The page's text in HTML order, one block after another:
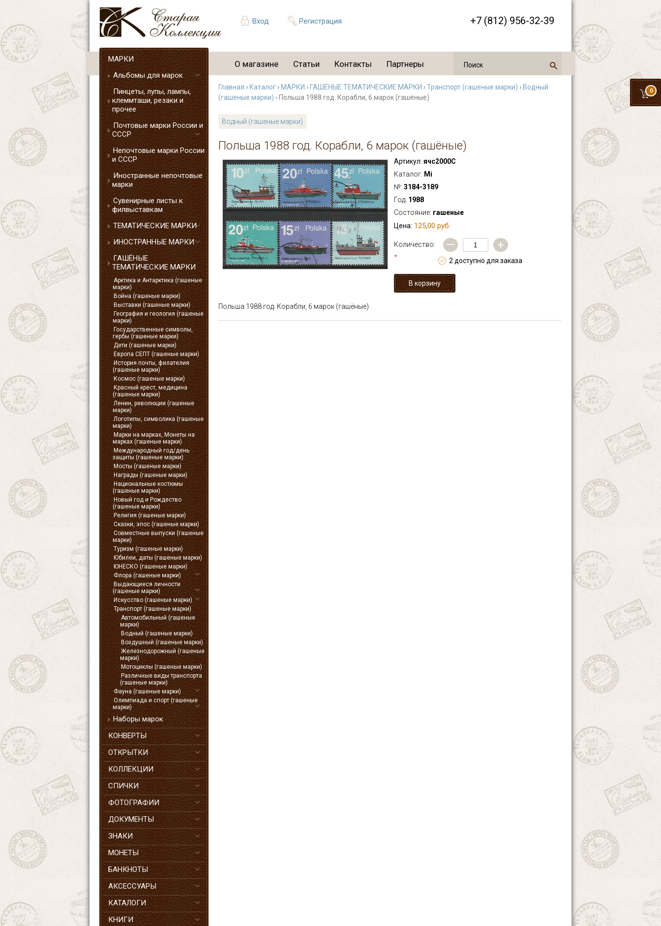
Вход Регистрация +7 (812) 956-32-39
0
О магазине Статьи Контакты Партнеры
МАРКИ
Альбомы для марок
Пинцеты, лупы, лампы,
клеммташи, резаки и
прочее
Почтовые марки России и
СССР
Непочтовые марки России
и СССР
Иностранные непочтовые
марки
Сувенирные листы к
филвыставкам
ТЕМАТИЧЕСКИЕ МАРКИ
ИНОСТРАННЫЕ МАРКИ
ГАШЁНЫЕ
ТЕМАТИЧЕСКИЕ МАРКИ
Арктика и Антарктика (гашеные
марки)
Война (гашеные марки)
Выставки (гашеные марки)
География и геология (гашеные
марки)
Государственные символы,
гербы (гашеные марки)
Дети (гашеные марки)
Европа СЕПТ (гашеные марки)
История почты, филателия
(гашеные марки)
Космос (гашеные марки)
Красный крест, медицина
(гашеные марки)
Ленин, революции (гашеные
марки)
Логотипы, символика (гашеные
марки)
Марки на марках, Монеты на
марках (гашеные марки)
Международный год/день
защиты (гашеные марки)
Мосты (гашеные марки)
Награды (гашеные марки)
Национальные костюмы
(гашеные марки)
Новый год и Рождество
(гашеные марки)
Религия (гашеные марки)
Сказки, эпос (гашеные марки)
Совместные выпуски (гашеные
марки)
Туризм (гашеные марки)
Юбилеи, даты (гашеные марки)
ЮНЕСКО (гашеные марки)
Флора (гашеные марки)
Выдающиеся личности
(гашеные марки)
Искусство (гашеные марки)
Транспорт (гашеные марки)
Автомобильный (гашеные
марки)
Водный (гашеные марки)
Воздушный (гашеные марки)
Железнодорожный (гашеные
марки)
Мотоциклы (гашеные марки)
Различные виды транспорта
(гашеные марки)
Фауна (гашеные марки)
Олимпиада и спорт (гашеные
марки)
Наборы марок
КОНВЕРТЫ
ОТКРЫТКИ
КОЛЛЕКЦИИ
СПИЧКИ
ФОТОГРАФИИ
ДОКУМЕНТЫ
ЗНАКИ
МОНЕТЫ
БАНКНОТЫ
АКСЕССУАРЫ
КАТАЛОГИ
КНИГИ
Главная › Каталог › МАРКИ › ГАШЁНЫЕ ТЕМАТИЧЕСКИЕ МАРКИ ›Транспорт (гашеные марки) › Водный
(гашеные марки) › Польша 1988 год. Корабли, 6 марок (гашёные)
Водный (гашеные марки)
Польша 1988 год. Корабли, 6 марок (гашёные)
Артикул: ячс2000С
Каталог: Mi
№: 3184-3189
Год: 1988
Состояние: гашеные
Цена: 125,00 руб.
Количество:
*
— +
2 доступно для заказа
Польша 1988 год. Корабли, 6 марок (гашёные)